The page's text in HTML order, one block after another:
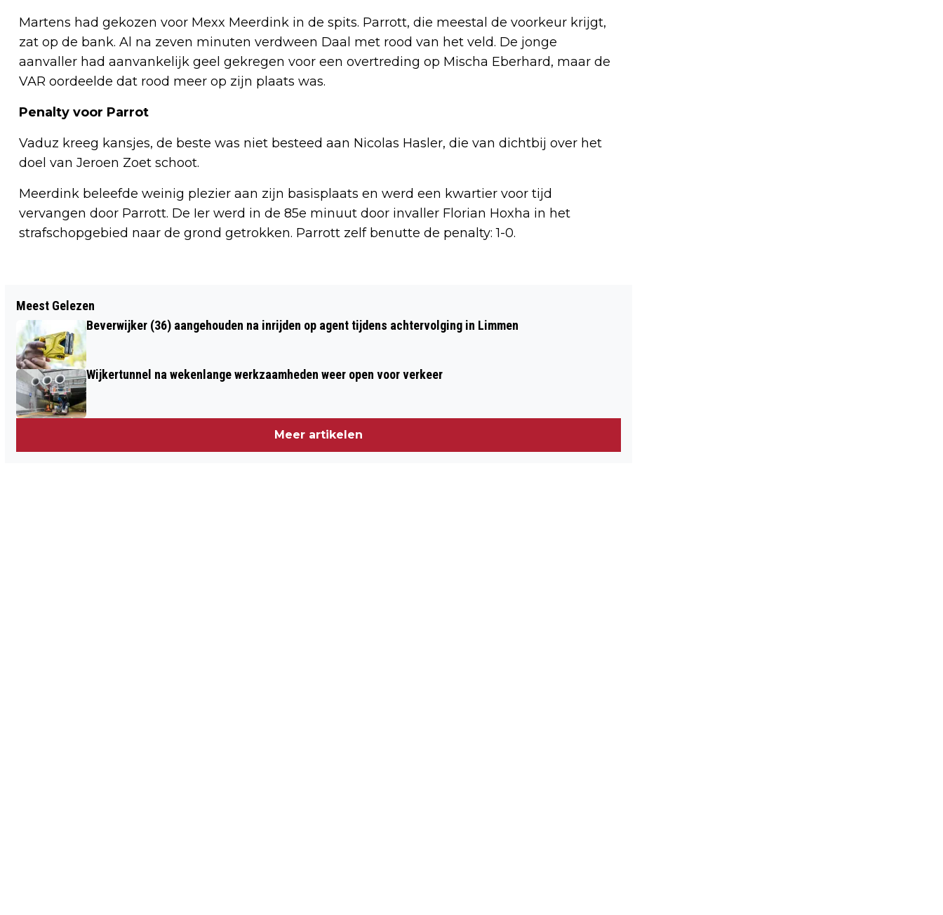
Martens had gekozen voor Mexx Meerdink in de spits. Parrott, die meestal de voorkeur krijgt,
zat op de bank. Al na zeven minuten verdween Daal met rood van het veld. De jonge
aanvaller had aanvankelijk geel gekregen voor een overtreding op Mischa Eberhard, maar de
VAR oordeelde dat rood meer op zijn plaats was.
Penalty voor Parrot
Vaduz kreeg kansjes, de beste was niet besteed aan Nicolas Hasler, die van dichtbij over het
doel van Jeroen Zoet schoot.
Meerdink beleefde weinig plezier aan zijn basisplaats en werd een kwartier voor tijd
vervangen door Parrott. De Ier werd in de 85e minuut door invaller Florian Hoxha in het
strafschopgebied naar de grond getrokken. Parrott zelf benutte de penalty: 1-0.
ALKMAARSE BINNENSTAD IN TEKEN
VAN ZOMERKERMIS 2025
SAIL EN BLOEIENDE HEI TOP VOOR
Meest Gelezen
Beverwijker (36) aangehouden na inrijden op agent tijdens achtervolging in Limmen
Wijkertunnel na wekenlange werkzaamheden weer open voor verkeer
Meer artikelen